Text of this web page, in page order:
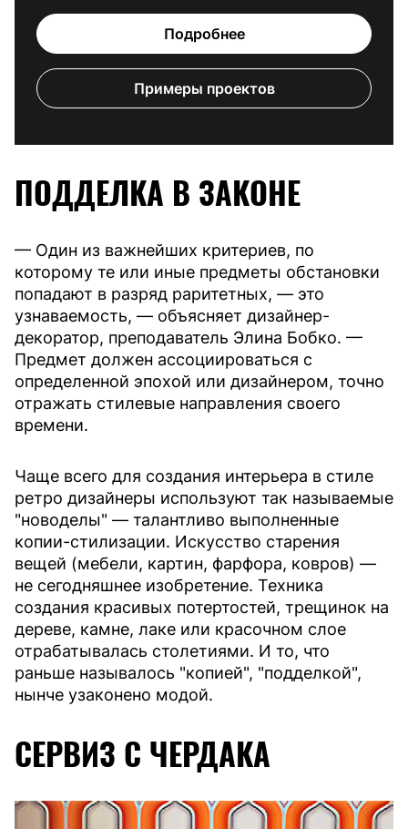
Подробнее
Примеры проектов
ПОДДЕЛКА В ЗАКОНЕ
— Один из важнейших критериев, по
которому те или иные предметы обстановки
попадают в разряд раритетных, — это
узнаваемость, — объясняет дизайнер-
декоратор, преподаватель Элина Бобко. —
Предмет должен ассоциироваться с
определенной эпохой или дизайнером, точно
отражать стилевые направления своего
времени.
Чаще всего для создания интерьера в стиле
ретро дизайнеры используют так называемые
"новоделы" — талантливо выполненные
копии-стилизации. Искусство старения
вещей (мебели, картин, фарфора, ковров) —
не сегодняшнее изобретение. Техника
создания красивых потертостей, трещинок на
дереве, камне, лаке или красочном слое
отрабатывалась столетиями. И то, что
раньше называлось "копией", "подделкой",
нынче узаконено модой.
СЕРВИЗ С ЧЕРДАКА